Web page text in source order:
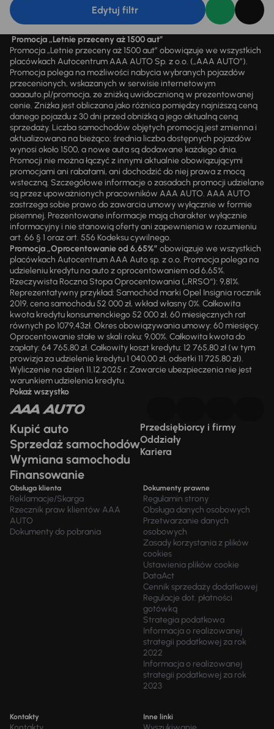
Edytuj filtr
Promocja „Letnie przeceny aż 1500 aut”
Promocja „Letnie przeceny aż 1500 aut” obowiązuje we wszystkich
placówkach Autocentrum AAA AUTO Sp. z o.o. („AAA AUTO”).
Promocja polega na możliwości nabycia wybranych pojazdów
przecenionych, wskazanych w serwisie internetowym
aaaauto.pl/promocja, ze zniżką uwidocznioną w prezentowanej
cenie. Zniżka jest obliczana jako różnica pomiędzy najniższą ceną
danego pojazdu z 30 dni przed obniżką a jego aktualną ceną
sprzedaży. Liczba samochodów objętych promocją jest zmienna i
aktualizowana na bieżąco; średnia liczba dostępnych pojazdów
wynosi około 1500, a nowe auta są dodawane każdego dnia.
Promocji nie można łączyć z innymi aktualnie obowiązującymi
promocjami ani rabatami, ani dochodzić do niej prawa z mocą
wsteczną. Szczegółowe informacje o zasadach promocji udzielane
są przez upoważnionych pracowników AAA AUTO. AAA AUTO
zastrzega sobie prawo do zawarcia umowy wyłącznie w formie
pisemnej. Prezentowane informacje mają charakter wyłącznie
informacyjny i nie stanowią oferty ani zapewnienia w rozumieniu
art. 66 § 1 oraz art. 556 Kodeksu cywilnego.
Promocja „Oprocentowanie od 6,65%” obowiązuje we wszystkich
placówkach Autocentrum AAA Auto sp. z o.o. Promocja polega na
udzieleniu kredytu na auto z oprocentowaniem od 6,65%.
Rzeczywista Roczna Stopa Oprocentowania („RRSO“): 9,81%.
Reprezentatywny przykład: Samochód marki Opel Insignia rocznik
2019, cena samochodu 52 000 zł, wkład własny 0%. Całkowita
kwota kredytu konsumenckiego 52 000 zł, 60 miesięcznych rat
równych po 1079,43zł. Okres obowiązywania umowy: 60 miesięcy.
Oprocentowanie stałe w skali roku: 9,00%. Całkowita kwota do
zapłaty: 64 765,80 zł. Całkowity koszt kredytu: 12 765,80 zł (w tym
prowizja za udzielenie kredytu 1 040,00 zł, odsetki 11 725,80 zł).
Wyliczenie na dzień 11.12.2025 r. Zawarcie ubezpieczenia nie jest
warunkiem udzielenia kredytu.
Pokaż wszystko
Kupić auto
Sprzedaż samochodów
Wymiana samochodu
Finansowanie
Przedsiębiorcy i firmy
Oddziały
Kariera
Obsługa klienta
Reklamacje/Skarga
Rzecznik praw klientów AAA
AUTO
Dokumenty do pobrania
Dokumenty prawne
Regulamin strony
Obsługa danych osobowych
Przetwarzanie danych
osobowych
Zasady korzystania z plików
cookies
Ustawienia plików cookie
DataAct
Cennik sprzedaży dodatkowej
Regulacje dot. płatności
gotówką
Strategia podatkowa
Informacja o realizowanej
strategii podatkowej za rok
2022
Informacja o realizowanej
strategii podatkowej za rok
2023
Kontakty Inne linki